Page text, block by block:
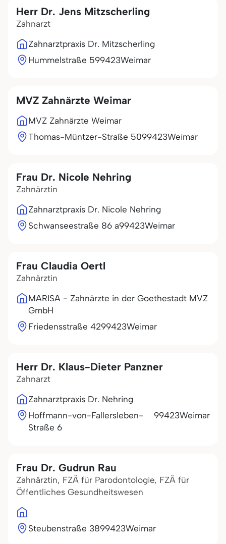
Herr Dr. Jens Mitzscherling
Zahnarzt
Zahnarztpraxis Dr. Mitzscherling
Hummelstraße 599423Weimar
MVZ Zahnärzte Weimar
MVZ Zahnärzte Weimar
Thomas-Müntzer-Straße 5099423Weimar
Frau Dr. Nicole Nehring
Zahnärztin
Zahnarztpraxis Dr. Nicole Nehring
Schwanseestraße 86 a99423Weimar
Frau Claudia Oertl
Zahnärztin
MARISA - Zahnärzte in der Goethestadt MVZ
GmbH
Friedensstraße 4299423Weimar
Herr Dr. Klaus-Dieter Panzner
Zahnarzt
Zahnarztpraxis Dr. Nehring
Hoffmann-von-Fallersleben-
Straße 6
99423Weimar
Frau Dr. Gudrun Rau
Zahnärztin, FZÄ für Parodontologie, FZÄ für
Öffentliches Gesundheitswesen
Steubenstraße 3899423Weimar